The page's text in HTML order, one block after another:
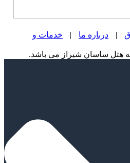
| درباره ما |
خدمات و
هتل ساسان شیراز می باشد.